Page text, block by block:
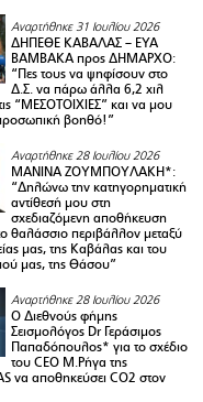
Αναρτήθηκε 31 Ιουλίου 2026
ΔΗΠΕΘΕ ΚΑΒΑΛΑΣ – ΕΥΑ
ΒΑΜΒΑΚΑ προς ΔΗΜΑΡΧΟ:
“Πες τους να ψηφίσουν στο
Δ.Σ. να πάρω άλλα 6,2 χιλ
“ΜΕΣΟΤΟΙΧΙΕΣ” και να μου
βοηθό!”
Αναρτήθηκε 28 Ιουλίου 2026
ΜΑΝΙΝΑ ΖΟΥΜΠΟΥΛΑΚΗ*:
“Δηλώνω την κατηγορηματική
αντίθεσή μου στη
σχεδιαζόμενη αποθήκευση
θαλάσσιο περιβάλλον μεταξύ
μας, της Καβάλας και του
μας, της Θάσου”
Αναρτήθηκε 28 Ιουλίου 2026
Ο Διεθνούς φήμης
Σεισμολόγος Dr Γεράσιμος
Παπαδόπουλος* για το σχέδιο
του CEO M.Ρήγα της
να αποθηκεύσει CO2 στον